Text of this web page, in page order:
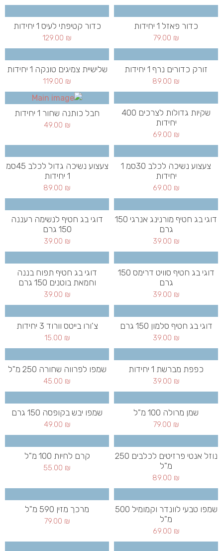
כדור פאזל 1 יחידות
79.00 ₪
כדור קטיפתי לעיס 1 יחידות
129.00 ₪
זורק כדורים נרף 1 יחידות
89.00 ₪
שלישיית צמיגים טונקה 1 יחידות
119.00 ₪
שקיות גדולות לצרכים 400
יחידות
69.00 ₪
חבל כותנה שחור 1 יחידות
49.00 ₪
צעצוע נשיכה לכלב 30סמ 1
יחידות
69.00 ₪
צעצוע נשיכה גדול לכלב 45סמ
1 יחידות
89.00 ₪
דוגי בג חטיף מורנינג אנרגי 150
גרם
39.00 ₪
דוגי בג חטיף לנשימה רעננה
150 גרם
39.00 ₪
דוגי בג חטיף סוויט דרימס 150
גרם
39.00 ₪
דוגי בג חטיף תפוח בננה
וחמאת בוטנים 150 גרם
39.00 ₪
דוגי בג חטיף סלמון 150 גרם
39.00 ₪
צ'ורו בייטס וורוד 3 יחידות
15.00 ₪
כפפת מברשת 1 יחידות
39.00 ₪
שמפו לפרווה שחורה 250 מ"ל
45.00 ₪
שמן מרולה 100 מ"ל
79.00 ₪
שמפו יבש בקופסה 150 גרם
49.00 ₪
נוזל אנטי פרזיטים לכלבים 250
מ"ל
89.00 ₪
קרם לחיות 100 מ"ל
55.00 ₪
שמפו טבעי לוונדר וקמומיל 500
מ"ל
69.00 ₪
מרכך מזין 590 מ"ל
79.00 ₪